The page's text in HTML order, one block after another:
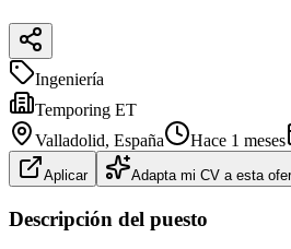
Ingeniería
Temporing ET
Valladolid, España Hace 1 meses
Aplicar Adapta mi CV a esta
Descripción del puesto